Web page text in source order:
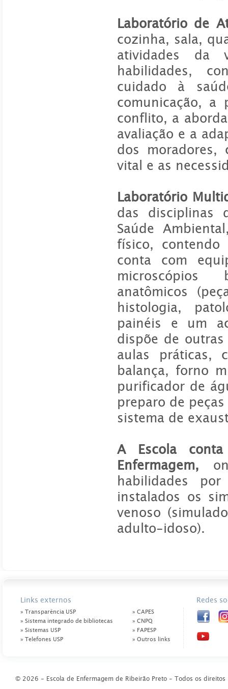
Laboratório de
cozinha, sala,
atividades da
habilidades,
cuidado à
comunicação, a
conflito, a
avaliação e a
dos moradores,
vital e as
Laboratório
das disciplinas
Saúde
físico, contendo
conta com
microscópios
anatômicos
histologia,
painéis e um
dispõe de
aulas práticas,
balança, forno
purificador de
preparo de
sistema de
A Escola
Enfermagem,
habilidades
instalados os
venoso
adulto-idoso).
Links externos Redes
» Transparência USP
» CAPES
» Sistema integrado de bibliotecas
» CNPQ
» Sistemas USP
» FAPESP
» Telefones USP
» Outros links
© 2026 - Escola de Enfermagem de Ribeirão Preto - Todos os direitos